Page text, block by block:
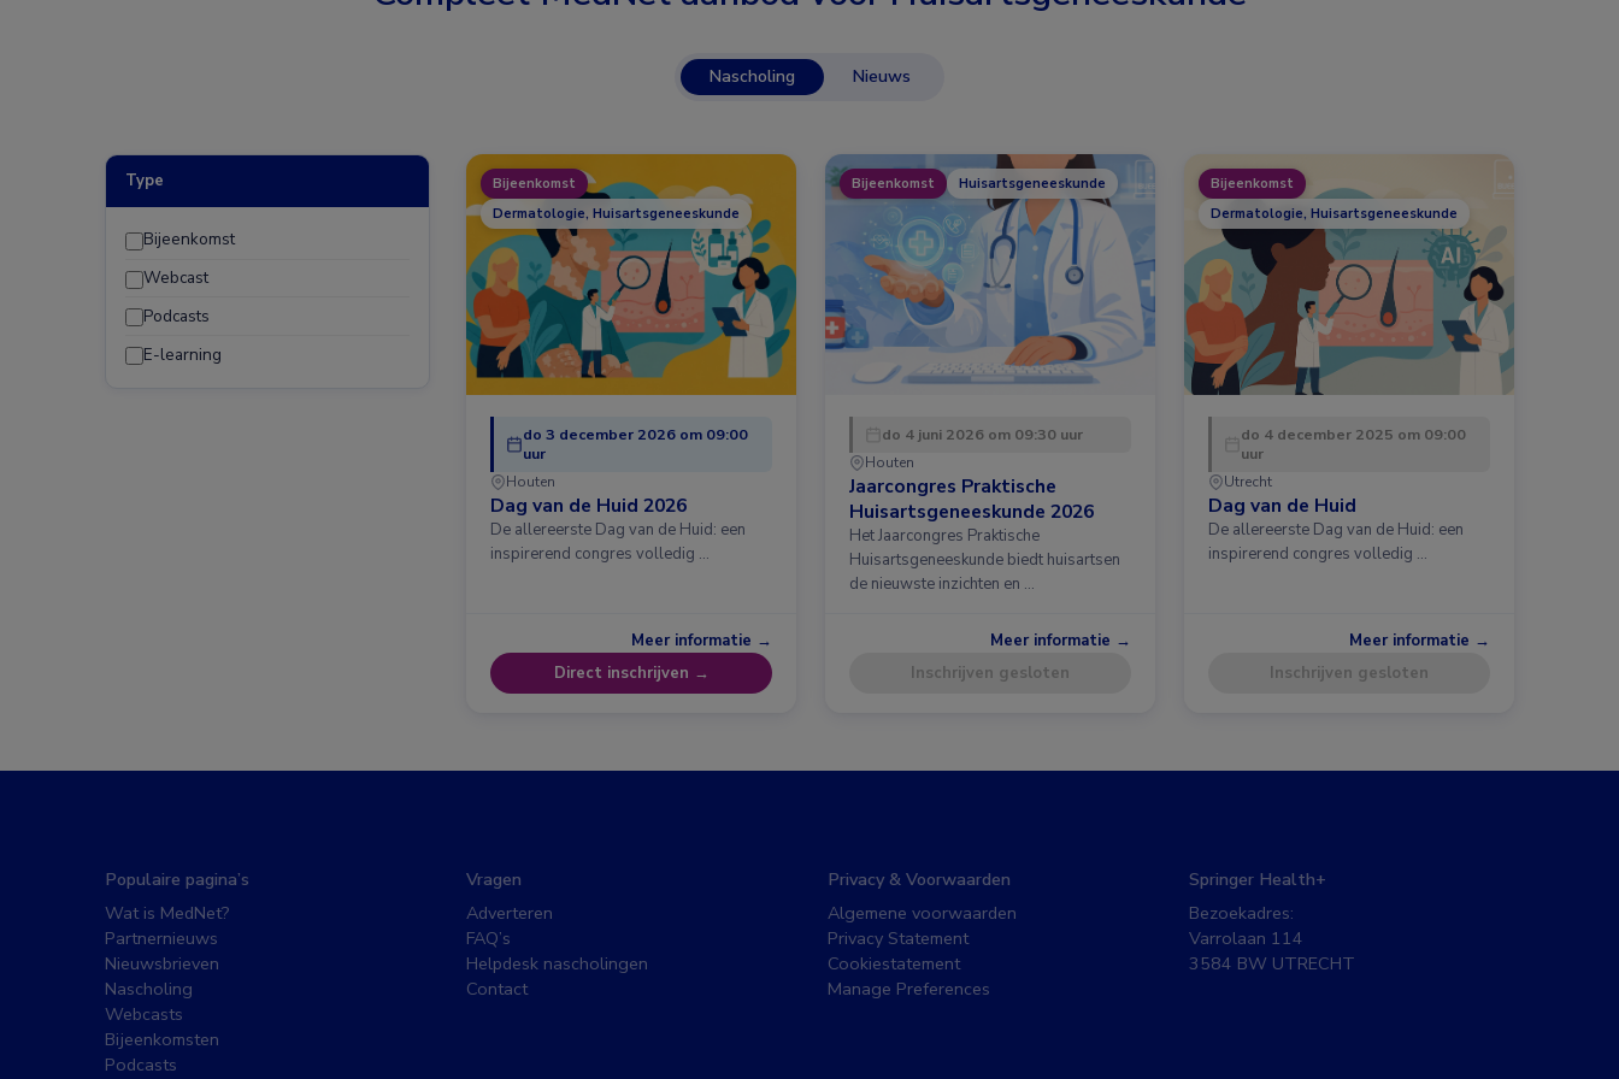
Nascholing Nieuws
Type
Bijeenkomst
Webcast
Podcasts
E-learning
Bijeenkomst
Dermatologie, Huisartsgeneeskunde
do 3 december 2026 om 09:00
uur
Houten
Dag van de Huid 2026
De allereerste Dag van de Huid: een
inspirerend congres volledig …
Meer informatie →
Direct inschrijven →
Bijeenkomst Huisartsgeneeskunde
do 4 juni 2026 om 09:30 uur
Houten
Jaarcongres Praktische
Huisartsgeneeskunde 2026
Het Jaarcongres Praktische
Huisartsgeneeskunde biedt huisartsen
de nieuwste inzichten en …
Meer informatie →
Inschrijven gesloten
Bijeenkomst
Dermatologie, Huisartsgeneeskunde
do 4 december 2025 om 09:00
uur
Utrecht
Dag van de Huid
De allereerste Dag van de Huid: een
inspirerend congres volledig …
Meer informatie →
Inschrijven gesloten
Populaire pagina’s
Wat is MedNet?
Partnernieuws
Nieuwsbrieven
Nascholing
Webcasts
Bijeenkomsten
Podcasts
Vragen
Adverteren
FAQ’s
Helpdesk nascholingen
Contact
Privacy & Voorwaarden
Algemene voorwaarden
Privacy Statement
Cookiestatement
Manage Preferences
Springer Health+
Bezoekadres:
Varrolaan 114
3584 BW UTRECHT